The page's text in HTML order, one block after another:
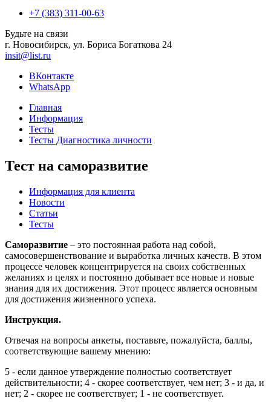
+7 (383) 311-00-63
Будьте на связи
г. Новосибирск, ул. Бориса Богаткова 24
insit@list.ru
ВКонтакте
WhatsApp
Главная
Информация
Тесты
Тесты Диагностика личности
Тест на саморазвитие
Информация для клиента
Новости
Статьи
Тесты
Саморазвитие – это постоянная работа над собой,
самосовершенствование и выработка личных качеств. В этом
процессе человек концентрируется на своих собственных
желаниях и целях и постоянно добывает все новые и новые
знания для их достижения. Этот процесс является основным
для достижения жизненного успеха.
Инструкция.
Отвечая на вопросы анкеты, поставьте, пожалуйста, баллы,
соответствующие вашему мнению:
5 - если данное утверждение полностью соответствует
действительности; 4 - скорее соответствует, чем нет; 3 - и да, и
нет; 2 - скорее не соответствует; 1 - не соответствует.